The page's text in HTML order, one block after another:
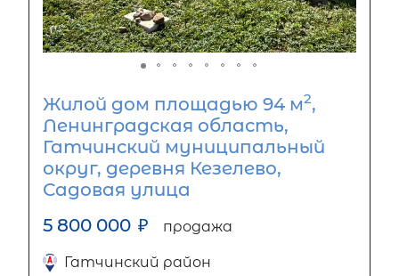
Жилой дом площадью 94 м2,
Ленинградская область,
Гатчинский муниципальный
округ, деревня Кезелево,
Садовая улица
5 800 000 ₽ продажа
Гатчинский район